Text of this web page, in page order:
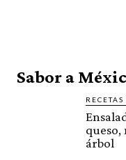
Sabor a
queso,
árbol